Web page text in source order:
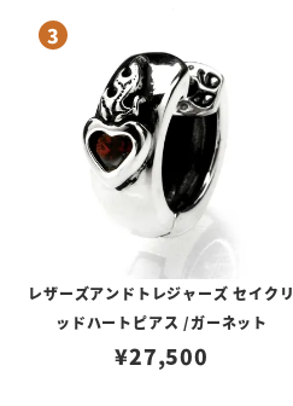
レザーズアンドトレジャーズ セイクリ
ッドハートピアス /ガーネット
¥27,500